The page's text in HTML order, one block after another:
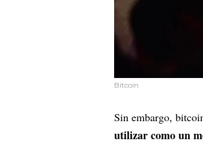
Bitcoin
Sin embargo,
utilizar como un